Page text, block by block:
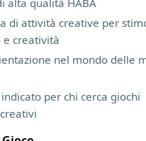
di attività creative per
e creatività
nel mondo delle
per chi cerca giochi